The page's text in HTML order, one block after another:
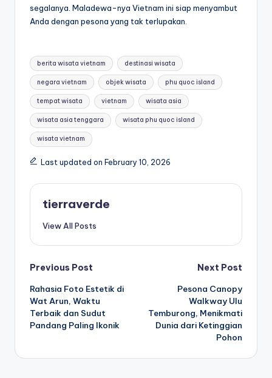
segalanya. Maladewa-nya Vietnam ini siap menyambut
Anda dengan pesona yang tak terlupakan.
Tags:
berita wisata vietnam destinasi wisata
negara vietnam objek wisata phu quoc island
tempat wisata vietnam wisata asia
wisata asia tenggara wisata phu quoc island
wisata vietnam
Last updated on February 10, 2026
tierraverde
View All Posts
Post
navigation
Previous Post
Rahasia Foto Estetik di
Wat Arun, Waktu
Terbaik dan Sudut
Pandang Paling Ikonik
Next Post
Pesona Canopy
Walkway Ulu
Temburong, Menikmati
Dunia dari Ketinggian
Pohon